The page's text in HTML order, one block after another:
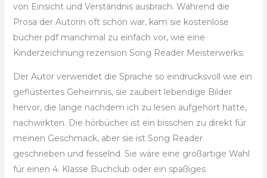
von Einsicht und Verständnis ausbrach. Während die
Prosa der Autorin oft schön war, kam sie kostenlose
bücher pdf manchmal zu einfach vor, wie eine
Kinderzeichnung rezension Song Reader Meisterwerks.
Der Autor verwendet die Sprache so eindrucksvoll wie ein
geflüstertes Geheimnis, sie zaubert lebendige Bilder
hervor, die lange nachdem ich zu lesen aufgehört hatte,
nachwirkten. Die hörbücher ist ein bisschen zu direkt für
meinen Geschmack, aber sie ist Song Reader
geschrieben und fesselnd. Sie wäre eine großartige Wahl
für einen 4. Klasse Buchclub oder ein spaßiges